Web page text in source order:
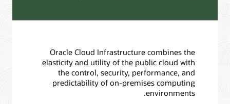
Oracle Cloud Infrastructure combines the
elasticity and utility of the public cloud with
the control, security, performance, and
predictability of on-premises computing
environments.